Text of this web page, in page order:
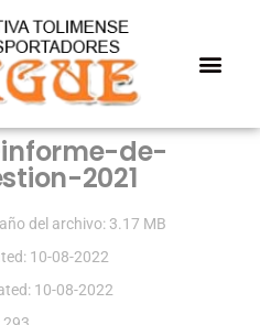
de-
2021
del archivo: 3.17 MB
10-08-2022
10-08-2022